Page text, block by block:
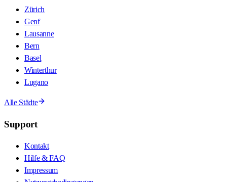
Zürich
Genf
Lausanne
Bern
Basel
Winterthur
Lugano
Alle Städte
Support
Kontakt
Hilfe & FAQ
Impressum